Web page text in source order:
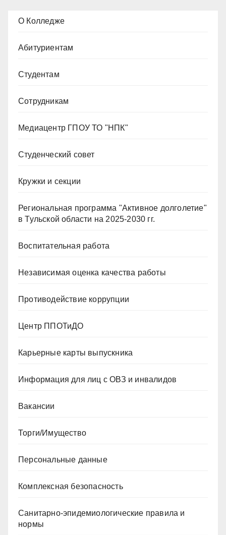
О Колледже
Абитуриентам
Студентам
Сотрудникам
Медиацентр ГПОУ ТО "НПК"
Студенческий совет
Кружки и секции
Региональная программа "Активное долголетие"
в Тульской области на 2025-2030 гг.
Воспитательная работа
Независимая оценка качества работы
Противодействие коррупции
Центр ППОТиДО
Карьерные карты выпускника
Информация для лиц с ОВЗ и инвалидов
Вакансии
Торги/Имущество
Персональные данные
Комплексная безопасность
Санитарно-эпидемиологические правила и
нормы